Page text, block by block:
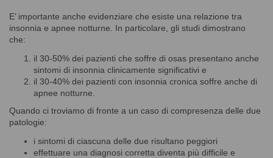
E’ importante anche evidenziare che esiste una relazione tra
insonnia e apnee notturne . In particolare, gli studi dimostrano
che:
il 30-50% dei pazienti che soffre di osas presentano anche
sintomi di insonnia clinicamente significativi e
il 30-40% dei pazienti con insonnia cronica soffre anche di
apnee notturne.
Quando ci troviamo di fronte a un caso di compresenza delle due
patologie:
i sintomi di ciascuna delle due risultano peggiori
effettuare una diagnosi corretta diventa più difficile e